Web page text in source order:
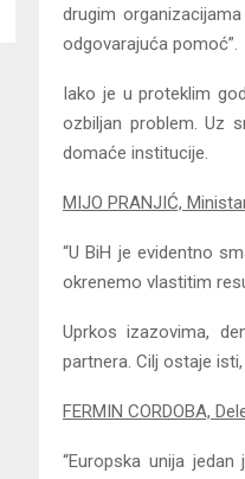
drugim
odgovarajuća pomoć”.
Iako je u proteklim
ozbiljan problem. Uz
domaće institucije.
MIJO PRANJIĆ,
“U BiH je evidentno
okrenemo vlastitim
Uprkos izazovima,
partnera. Cilj ostaje
FERMIN CORDOBA,
“Europska unija